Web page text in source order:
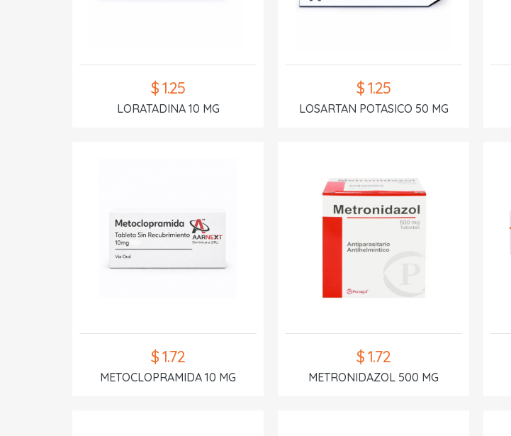
$ 1.25
LORATADINA 10 MG
$ 1.25
LOSARTAN POTASICO 50 MG
$ 1.72
METOCLOPRAMIDA 10 MG
$ 1.72
METRONIDAZOL 500 MG